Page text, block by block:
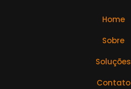
Home
Sobre
Soluções
Contato